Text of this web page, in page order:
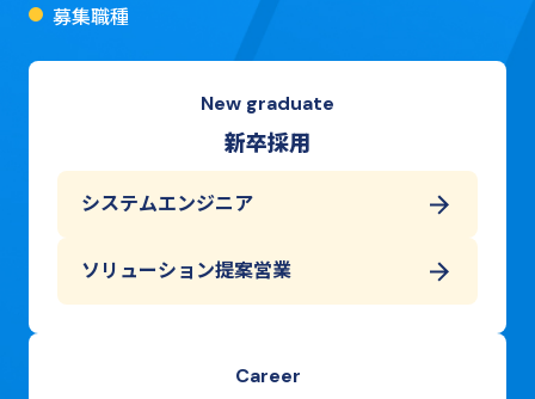
募集職種
New graduate
新卒採用
システムエンジニア
ソリューション提案営業
Career